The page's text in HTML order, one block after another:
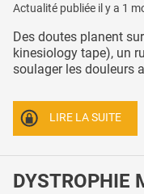
Actualité publiée il y a 1
Des doutes planent
kinesiology tape), un
soulager les douleurs
LIRE LA SUITE
DYSTROPHIE